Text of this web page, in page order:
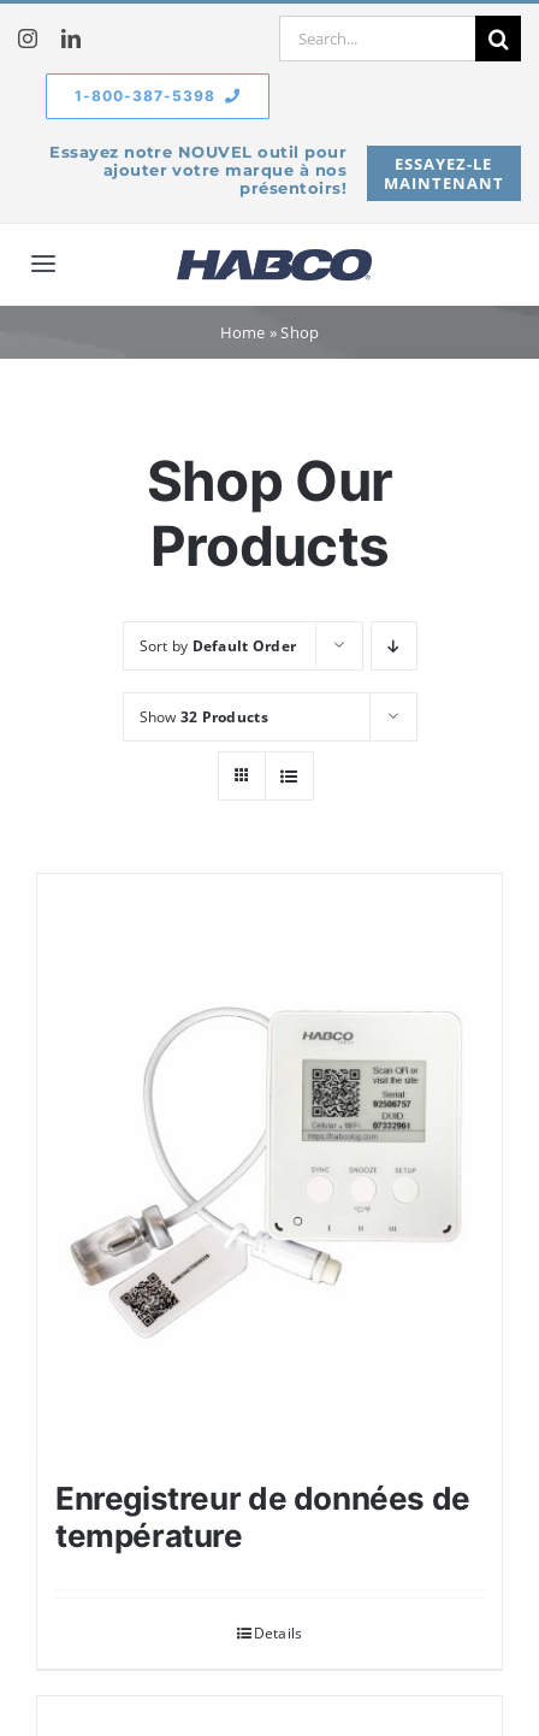
content
Search
Essayez notre NOUVEL outil pour
ajouter votre marque à nos
présentoirs!
ESSAYEZ-LE
MAINTENANT
1-800-387-5398
Toggle
Nous contacter
Home »Shop
Shop Our
Products
Sort by Default Order
Show 32 Products
Enregistreur de données de
température
Details